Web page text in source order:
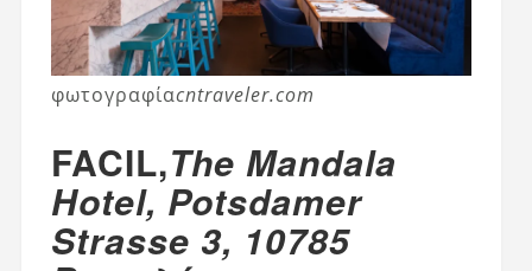
φωτογραφίαcntraveler.com
FACIL,The Mandala
Hotel, Potsdamer
Strasse 3, 10785